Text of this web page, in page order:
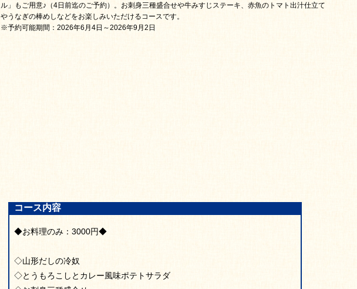
ル」もご用意♪（4日前迄のご予約）。お刺身三種盛合せや牛みすじステーキ、赤魚のトマト出汁仕立て
やうなぎの棒めしなどをお楽しみいただけるコースです。
※予約可能期間：2026年6月4日～2026年9月2日
コース内容
◆お料理のみ：3000円◆
◇山形だしの冷奴
◇とうもろこしとカレー風味ポテトサラダ